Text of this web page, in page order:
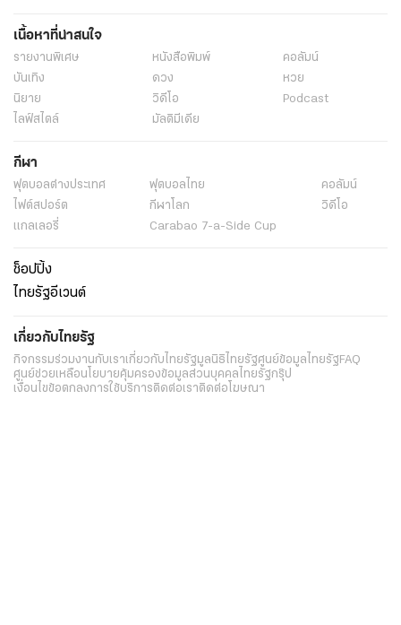
เนื้อหาที่น่าสนใจ
รายงานพิเศษ หนังสือพิมพ์
คอลัมน์
บันเทิง
ดวง
หวย
นิยาย
วิดีโอ
Podcast
ไลฟ์สไตล์
มัลติมีเดีย
กีฬา
ฟุตบอลต่่างประเทศ ฟุตบอลไทย
คอลัมน์
ไฟต์สปอร์ต
กีฬาโลก
วิดีโอ
แกลเลอรี่
Carabao 7-a-Side Cup
ช็อปปิ้ง
ไทยรัฐอีเวนต์
เกี่ยวกับไทยรัฐ
กิจกรรมร่วมงานกับเราเกี่ยวกับไทยรัฐมูลนิธิไทยรัฐศูนย์ข้อมูลไทยรัฐFAQ
ศูนย์ช่วยเหลือนโยบายคุ้มครองข้อมูลส่วนบุคคลไทยรัฐกรุ๊ป
เงื่อนไขข้อตกลงการใช้บริการติดต่อเราติดต่อโฆษณา